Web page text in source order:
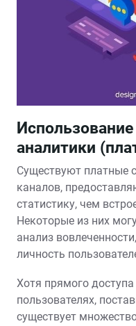
аналитики
Существуют платные
каналов,
статистику, чем
Некоторые из них
анализ
личность
Хотя прямого
пользователях,
существует